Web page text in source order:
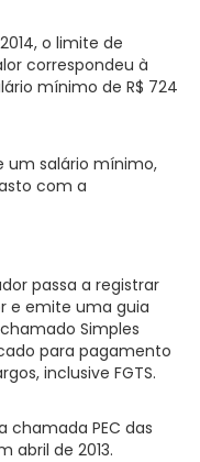
o limite de
correspondeu à
mínimo de R$ 724
um salário mínimo,
com a
passa a registrar
e emite uma guia
Simples
para pagamento
inclusive FGTS.
chamada PEC das
abril de 2013.